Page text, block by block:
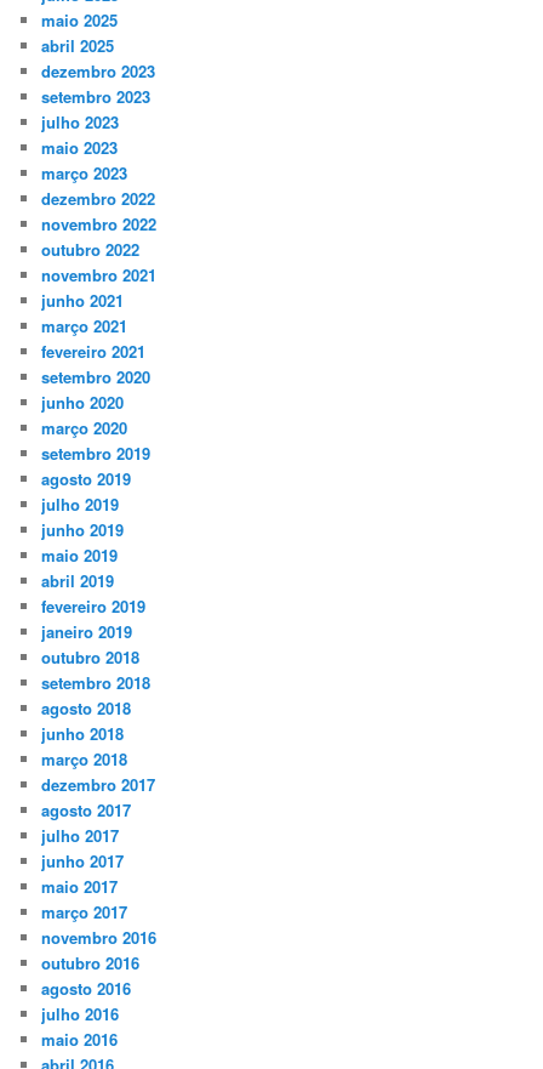
maio 2025
abril 2025
dezembro 2023
setembro 2023
julho 2023
maio 2023
março 2023
dezembro 2022
novembro 2022
outubro 2022
novembro 2021
junho 2021
março 2021
fevereiro 2021
setembro 2020
junho 2020
março 2020
setembro 2019
agosto 2019
julho 2019
junho 2019
maio 2019
abril 2019
fevereiro 2019
janeiro 2019
outubro 2018
setembro 2018
agosto 2018
junho 2018
março 2018
dezembro 2017
agosto 2017
julho 2017
junho 2017
maio 2017
março 2017
novembro 2016
outubro 2016
agosto 2016
julho 2016
maio 2016
abril 2016